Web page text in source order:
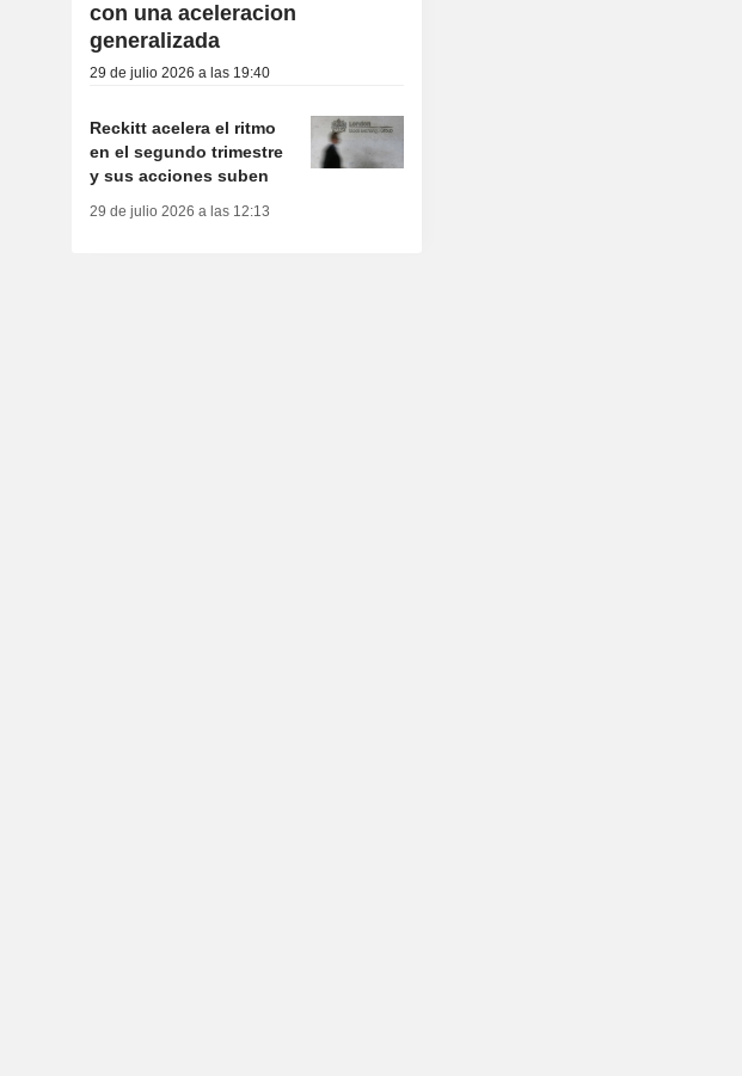
con una aceleracion
generalizada
29 de julio 2026 a las 19:40
Reckitt acelera el ritmo
en el segundo trimestre
y sus acciones suben
29 de julio 2026 a las 12:13